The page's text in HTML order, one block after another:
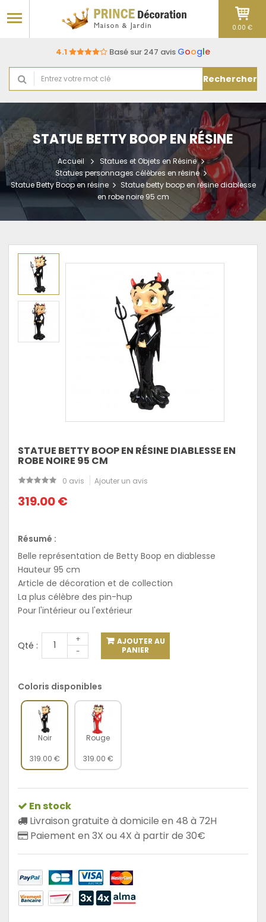
4.1 Basé sur 247 avis Google
Rechercher
0.00 €
STATUE BETTY BOOP EN RÉSINE
Accueil
Statues et Objets en Résine
Statues personnages célèbres en résine
Statue Betty Boop en résine
Statue betty boop en résine diablesse
en robe noire 95 cm
STATUE BETTY BOOP EN RÉSINE DIABLESSE EN
ROBE NOIRE 95 CM
0 avis Ajouter un avis
319.00 €
Résumé :
Belle représentation de Betty Boop en diablesse
Hauteur 95 cm
Article de décoration et de collection
La plus célèbre des pin-hup
Pour l'intérieur ou l'extérieur
Qté :
+
-
AJOUTER AU
PANIER
Coloris disponibles
Noir
319.00 €
Rouge
319.00 €
En stock
Livraison gratuite à domicile en 48 à 72H
Paiement en 3X ou 4X à partir de 30€